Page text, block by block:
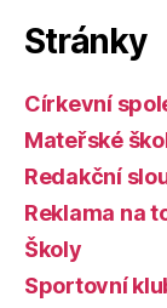
Stránky
Církevní
Mateřské
Redakční
Reklama na
Školy
Sportovní